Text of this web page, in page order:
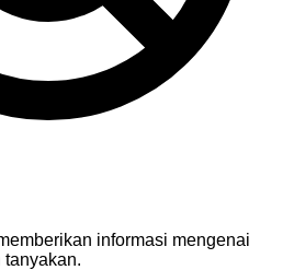
informasi mengenai